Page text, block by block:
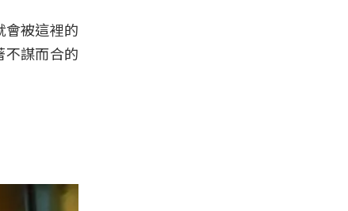
被這裡的
不謀而合的